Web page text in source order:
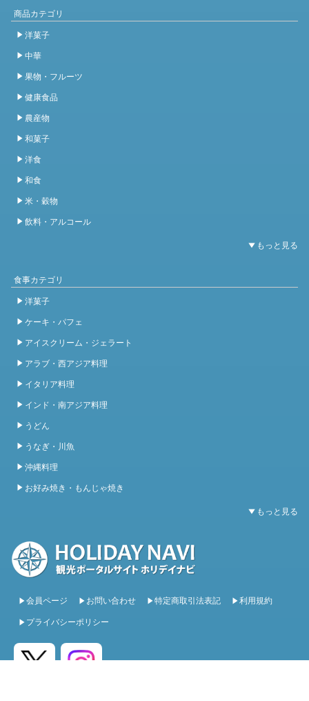
商品カテゴリ
洋菓子
中華
果物・フルーツ
健康食品
農産物
和菓子
洋食
和食
米・穀物
飲料・アルコール
食事カテゴリ
洋菓子
ケーキ・パフェ
アイスクリーム・ジェラート
アラブ・西アジア料理
イタリア料理
インド・南アジア料理
うどん
うなぎ・川魚
沖縄料理
お好み焼き・もんじゃ焼き
会員ページ お問い合わせ 特定商取引法表記
利用規約
プライバシーポリシー